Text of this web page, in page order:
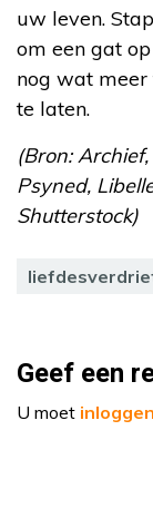
uw leven.
om een gat
nog wat
te laten.
(Bron:
Psyned,
Shutterstock)
Geef een
U moet inloggen